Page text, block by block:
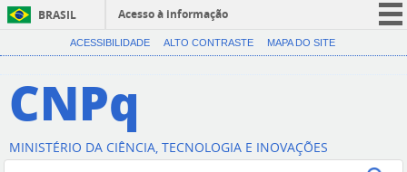
BRASIL
Acesso à informação
CORONAVÍRUS (COVID-19)
Canais
ACESSIBILIDADE ALTO CONTRASTE MAPA DO SITE
CNPq
MINISTÉRIO DA CIÊNCIA, TECNOLOGIA E INOVAÇÕES